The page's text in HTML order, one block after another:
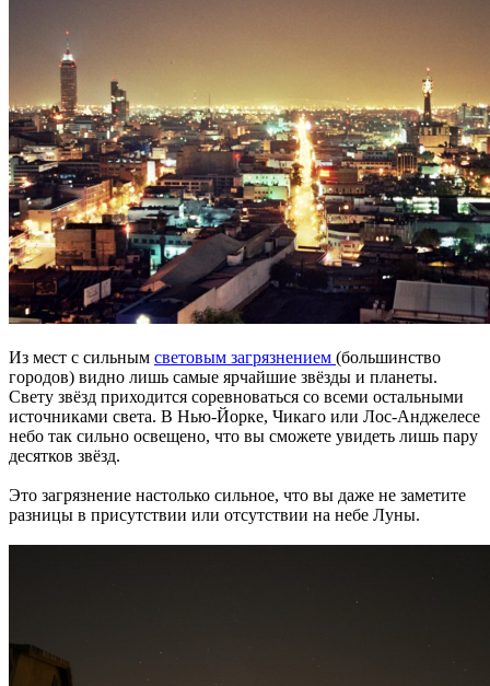
Из мест с сильным световым загрязнением (большинство
городов) видно лишь самые ярчайшие звёзды и планеты.
Свету звёзд приходится соревноваться со всеми остальными
источниками света. В Нью-Йорке, Чикаго или Лос-Анджелесе
небо так сильно освещено, что вы сможете увидеть лишь пару
десятков звёзд.
Это загрязнение настолько сильное, что вы даже не заметите
разницы в присутствии или отсутствии на небе Луны.